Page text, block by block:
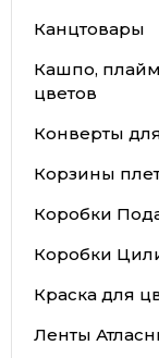
Канцтовары
Кашпо,
цветов
Конверты
Корзины
Коробки
Коробки
Краска для
Ленты